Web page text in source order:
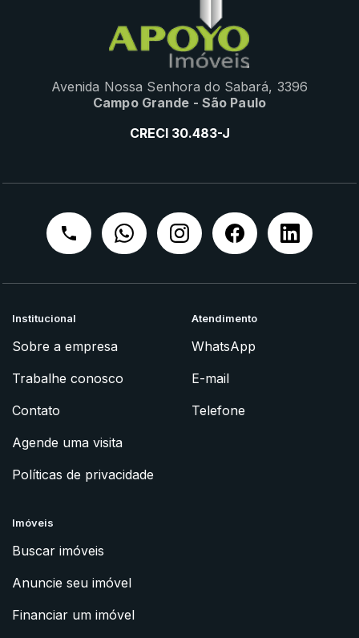
Avenida Nossa Senhora do Sabará, 3396
Campo Grande - São Paulo
CRECI 30.483-J
Institucional
Sobre a empresa
Trabalhe conosco
Contato
Agende uma visita
Políticas de privacidade
Atendimento
WhatsApp
E-mail
Telefone
Imóveis
Buscar imóveis
Anuncie seu imóvel
Financiar um imóvel